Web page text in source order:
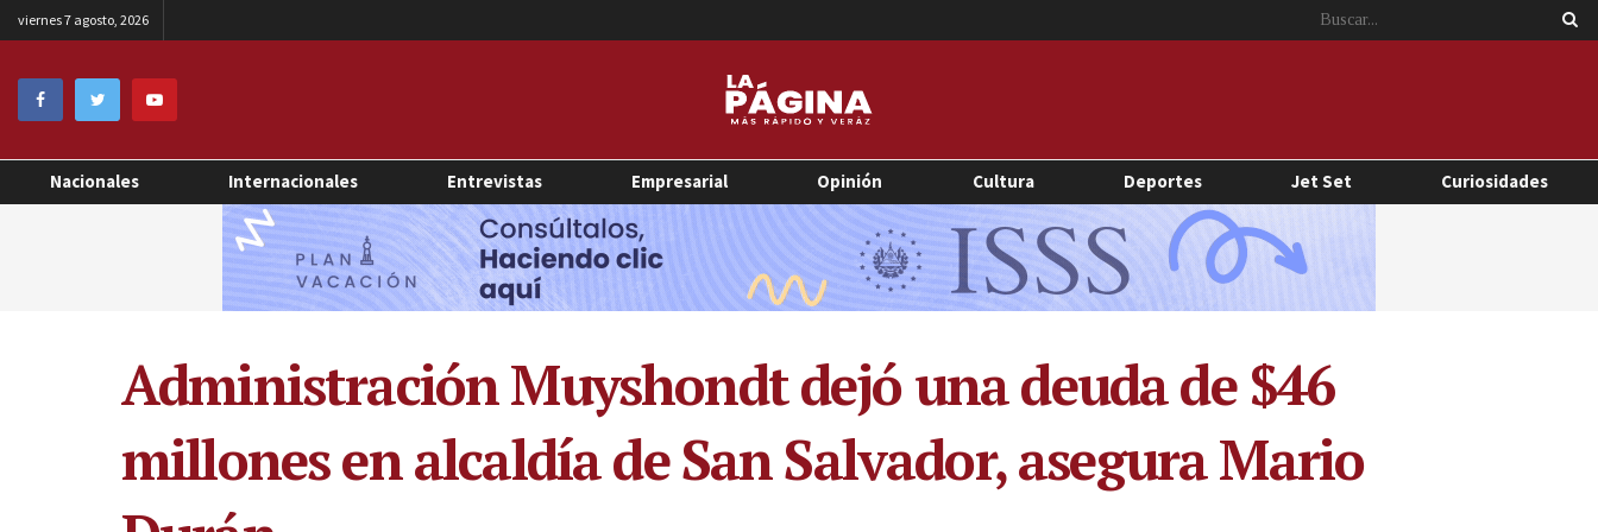
viernes 7 agosto, 2026
Nacionales Internacionales Entrevistas Empresarial Opinión Cultura Deportes Jet Set Curiosidades
Administración Muyshondt dejó una deuda de $46
millones en alcaldía de San Salvador, asegura Mario